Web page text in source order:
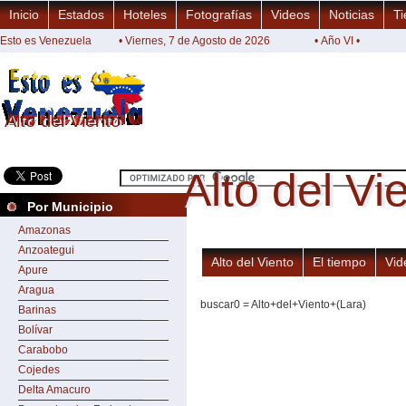
Alto del Viento
Alto del Viento
Inicio Estados Hoteles Fotografías Videos Noticias
Esto es Venezuela • Viernes, 7 de Agosto de 2026 • Año VI •
Por Municipio
Amazonas
Anzoategui
Apure
Aragua
Barinas
Bolívar
Carabobo
Cojedes
Delta Amacuro
Alto del
Alto del
Alto del Viento El tiempo
buscar0 = Alto+del+Viento+(Lara)